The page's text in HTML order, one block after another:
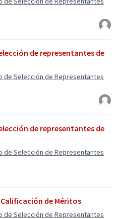
de representantes de
de Selección de Representantes
de representantes de
de Selección de Representantes
de Méritos
de Selección de Representantes